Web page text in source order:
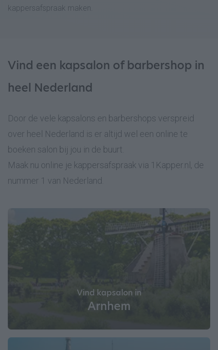
kappersafspraak maken.
Vind een kapsalon of barbershop in
heel Nederland
Door de vele kapsalons en barbershops verspreid
over heel Nederland is er altijd wel een online te
boeken salon bij jou in de buurt.
Maak nu online je kappersafspraak via 1Kapper.nl, de
nummer 1 van Nederland.
Vind kapsalon in
Arnhem